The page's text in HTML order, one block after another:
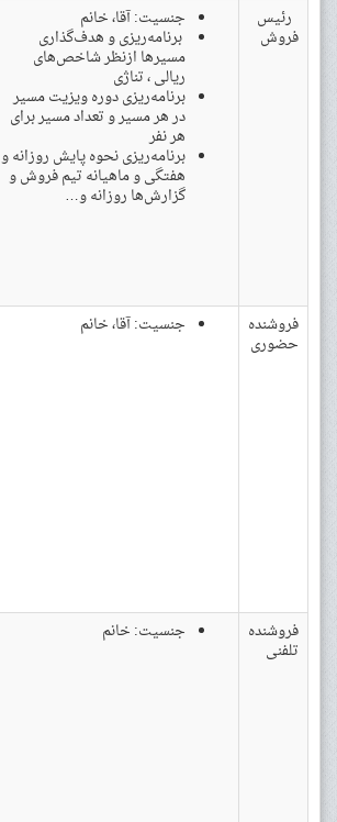
رئیس
فروش
جنسیت: آقا، خانم
برنامه‌ریزی و هدف‌گذاری
مسیرها ازنظر شاخص‌های
ریالی ، تناژی
برنامه‌ریزی دوره ویزیت مسیر
در هر مسیر و تعداد مسیر برای
هر نفر
برنامه‌ریزی نحوه پایش روزانه و
هفتگی و ماهیانه تیم فروش و
گزارش‌ها روزانه و…
فروشنده
حضوری
جنسیت: آقا، خانم
فروشنده
تلفنی
جنسیت: خانم